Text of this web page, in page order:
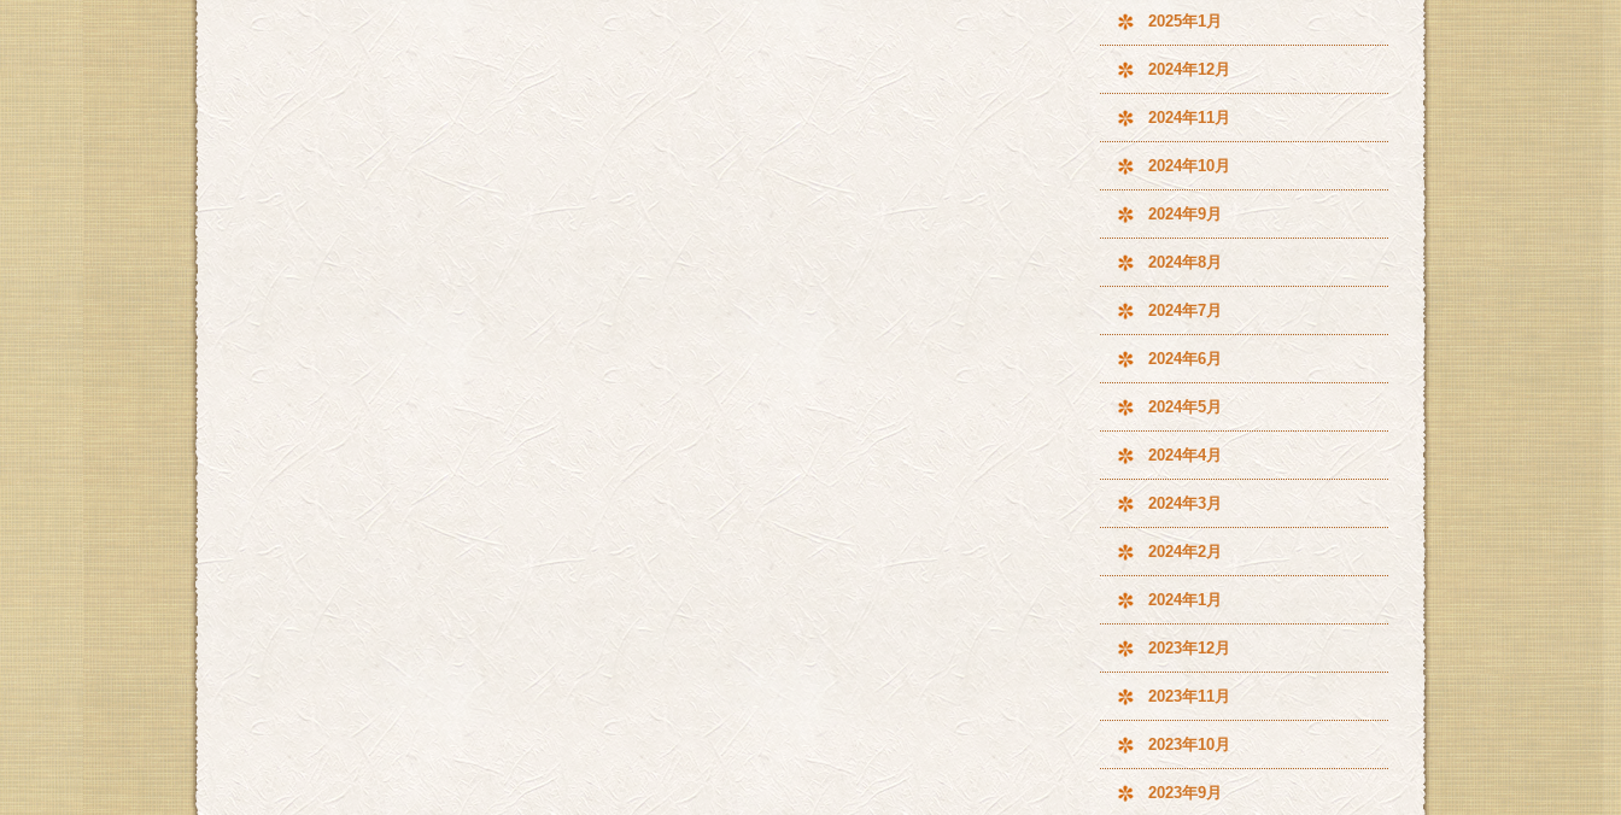
2025年1月
2024年12月
2024年11月
2024年10月
2024年9月
2024年8月
2024年7月
2024年6月
2024年5月
2024年4月
2024年3月
2024年2月
2024年1月
2023年12月
2023年11月
2023年10月
2023年9月